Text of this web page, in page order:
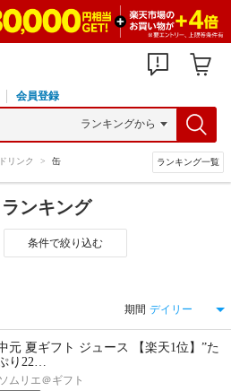
会員登録
リンク > 缶 ランキング一覧
ンキング
条件で絞り込む
期間
元 夏ギフト ジュース 【楽天1位】”た
り22…
ソムリエ＠ギフト